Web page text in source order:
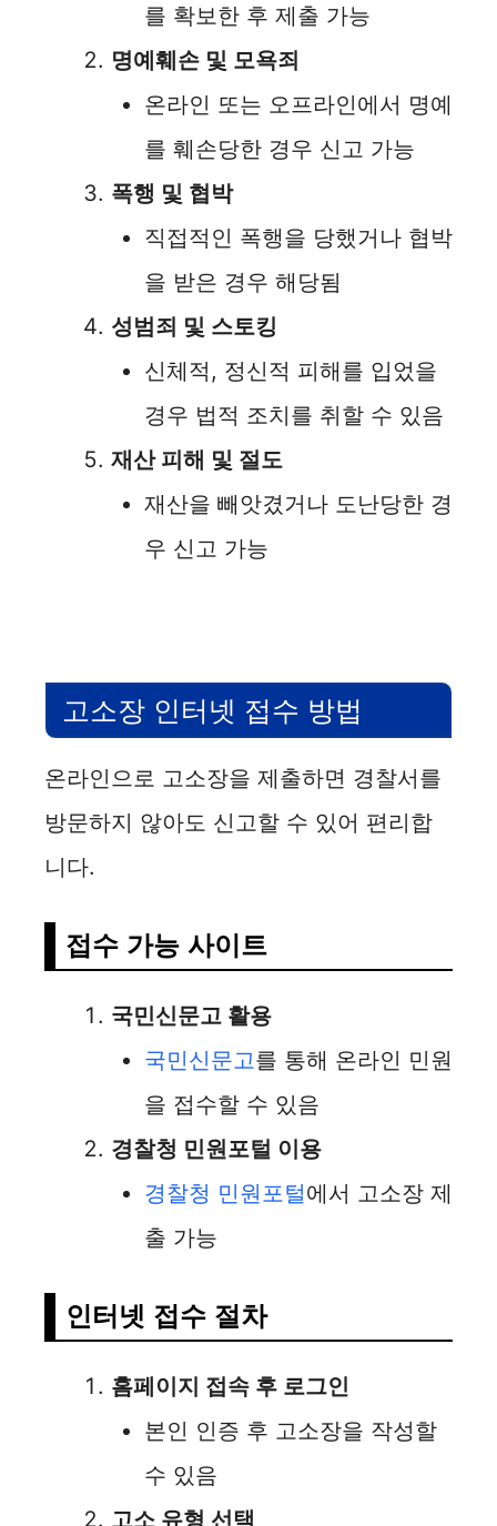
를 확보한 후 제출 가능
명예훼손 및 모욕죄
온라인 또는 오프라인에서 명예
를 훼손당한 경우 신고 가능
폭행 및 협박
직접적인 폭행을 당했거나 협박
을 받은 경우 해당됨
성범죄 및 스토킹
신체적, 정신적 피해를 입었을
경우 법적 조치를 취할 수 있음
재산 피해 및 절도
재산을 빼앗겼거나 도난당한 경
우 신고 가능
고소장 인터넷 접수 방법
온라인으로 고소장을 제출하면 경찰서를
방문하지 않아도 신고할 수 있어 편리합
니다.
접수 가능 사이트
국민신문고 활용
국민신문고를 통해 온라인 민원
을 접수할 수 있음
경찰청 민원포털 이용
경찰청 민원포털에서 고소장 제
출 가능
인터넷 접수 절차
홈페이지 접속 후 로그인
본인 인증 후 고소장을 작성할
수 있음
고소 유형 선택